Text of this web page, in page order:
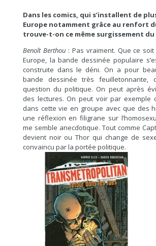
Dans les comics, qui s’installent de
Europe notamment grâce au renfort
trouve-t-on ce même surgissement
Benoît Berthou : Pas vraiment. Que ce
Europe, la bande dessinée populaire
construite dans le déni. On a pour
bande dessinée très feuilletonnante,
question du politique. On peut après
des lectures. On peut voir par exemple
dans cette vie en groupe avec que des
une réflexion en filigrane sur
me semble anecdotique. Tout comme
devient noir ou Thor qui change de
convaincu par la portée politique.